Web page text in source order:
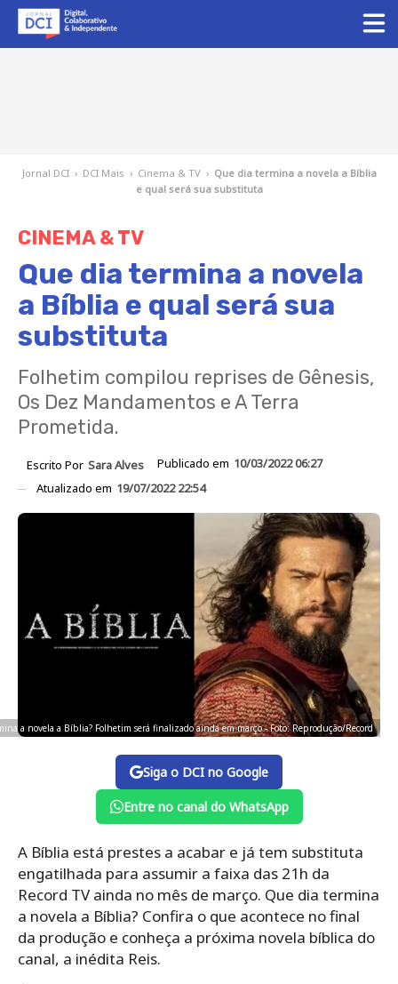
Jornal DCI › DCI Mais › Cinema & TV › Que dia termina a novela a Bíblia
e qual será sua substituta
CINEMA & TV
Que dia termina a novela
a Bíblia e qual será sua
substituta
Folhetim compilou reprises de Gênesis,
Os Dez Mandamentos e A Terra
Prometida.
Escrito Por Sara Alves Publicado em 10/03/2022 06:27
Atualizado em 19/07/2022 22:54
a novela a Bíblia? Folhetim será finalizado ainda em março - Foto: Reprodução/Record
Siga o DCI no Google
Entre no canal do WhatsApp
A Bíblia está prestes a acabar e já tem substituta
engatilhada para assumir a faixa das 21h da
Record TV ainda no mês de março. Que dia termina
a novela a Bíblia? Confira o que acontece no final
da produção e conheça a próxima novela bíblica do
canal, a inédita Reis.